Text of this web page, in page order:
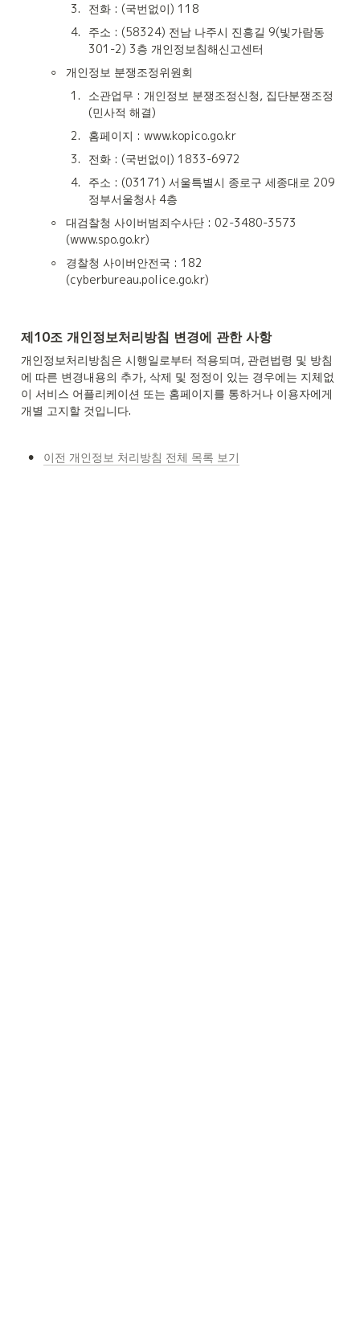
3.
전화 : (국번없이) 118
4.
주소 : (58324) 전남 나주시 진흥길 9(빛가람동
301-2) 3층 개인정보침해신고센터
◦
개인정보 분쟁조정위원회
1 .
소관업무 : 개인정보 분쟁조정신청, 집단분쟁조정
(민사적 해결)
2.
홈페이지 : www.kopico.go.kr
3.
전화 : (국번없이) 1833-6972
4.
주소 : (03171) 서울특별시 종로구 세종대로 209
정부서울청사 4층
◦
대검찰청 사이버범죄수사단 : 02-3480-3573
(www.spo.go.kr)
◦
경찰청 사이버안전국 : 182
(cyberbureau.police.go.kr)
제10조 개인정보처리방침 변경에 관한 사항
개인정보처리방침은 시행일로부터 적용되며, 관련법령 및 방침
에 따른 변경내용의 추가, 삭제 및 정정이 있는 경우에는 지체없
이 서비스 어플리케이션 또는 홈페이지를 통하거나 이용자에게
개별 고지할 것입니다.
• 이전 개인정보 처리방침 전체 목록 보기